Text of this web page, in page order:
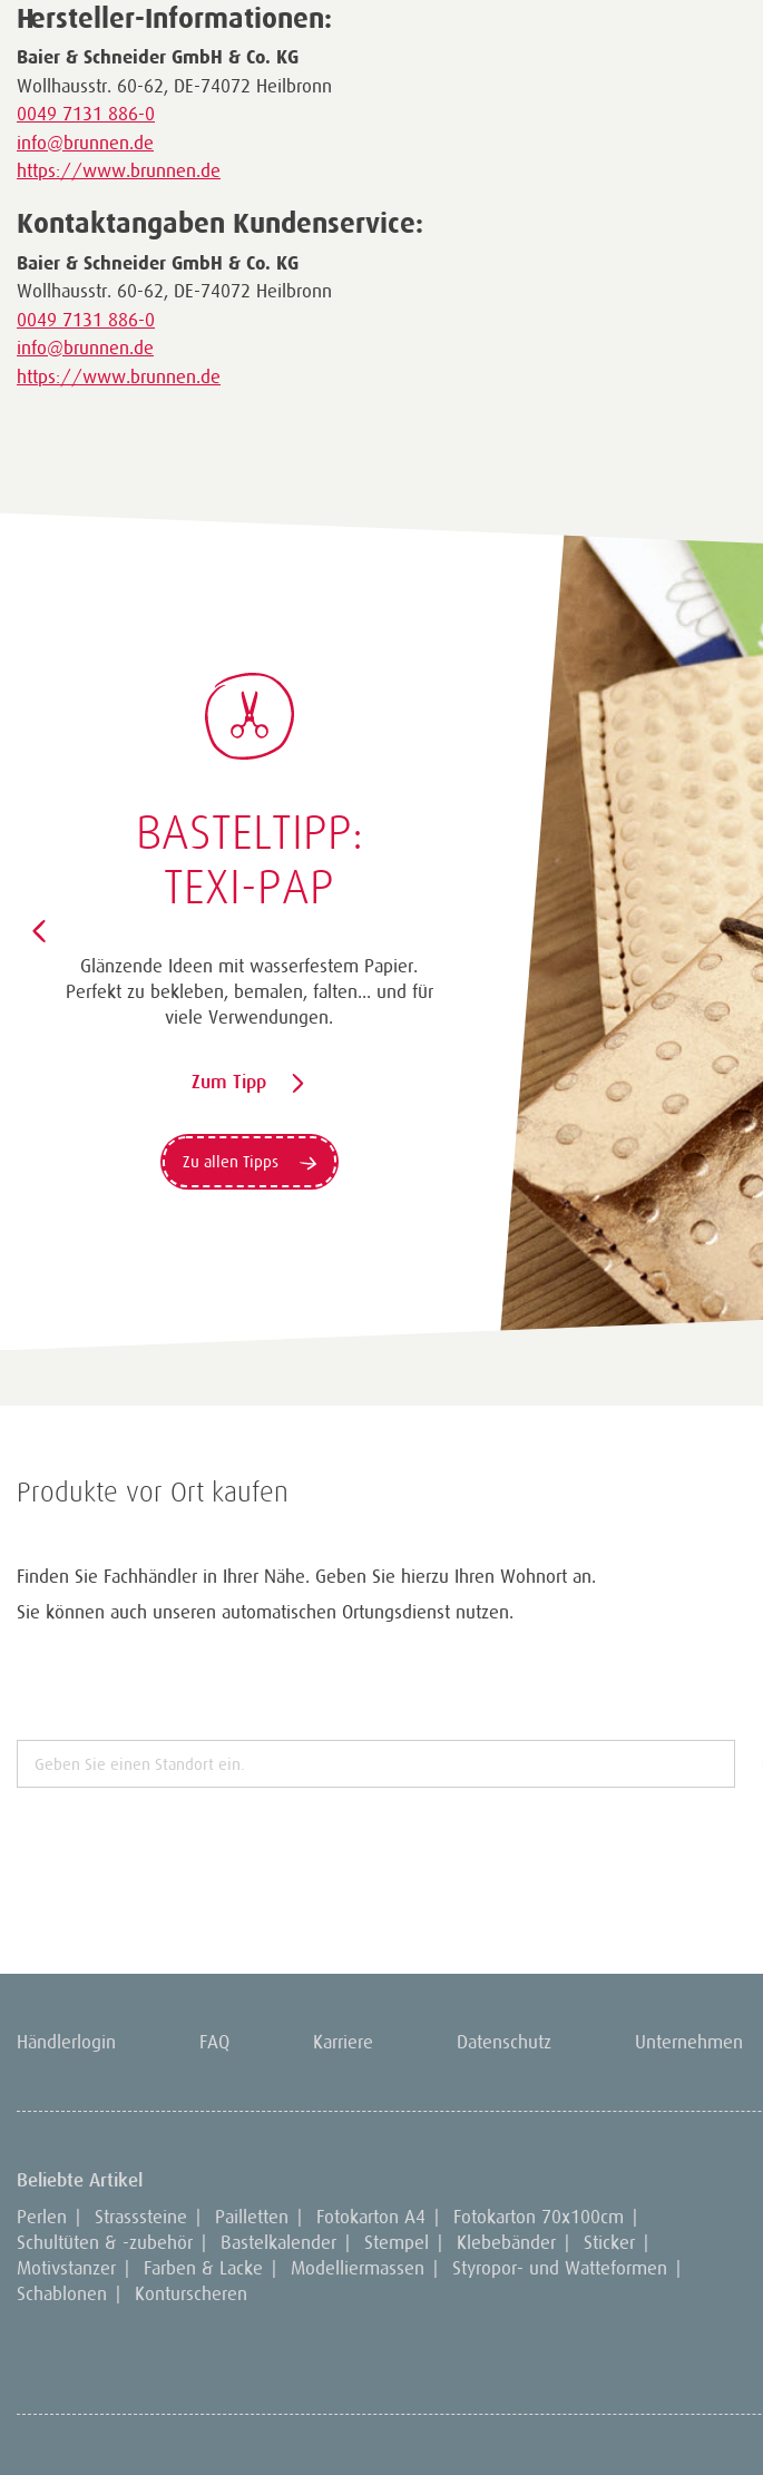
Hersteller-Informationen:
Baier & Schneider GmbH & Co. KG
Wollhausstr. 60-62, DE-74072 Heilbronn
0049 7131 886-0
info@brunnen.de
https://www.brunnen.de
Kontaktangaben Kundenservice:
Baier & Schneider GmbH & Co. KG
Wollhausstr. 60-62, DE-74072 Heilbronn
0049 7131 886-0
info@brunnen.de
https://www.brunnen.de
BASTELTIPP:
TEXI-PAP
Glänzende Ideen mit wasserfestem Papier.
Perfekt zu bekleben, bemalen, falten... und für
viele Verwendungen.
Zum Tipp
Zu allen Tipps
Produkte vor Ort kaufen
Finden Sie Fachhändler in Ihrer Nähe. Geben Sie hierzu Ihren Wohnort an.
Sie können auch unseren automatischen Ortungsdienst nutzen.
Händlerlogin FAQ Karriere Datenschutz Unternehmen
Beliebte Artikel
Perlen Strasssteine Pailletten Fotokarton A4 Fotokarton 70x100cm
Schultüten & -zubehör
Bastelkalender Stempel Klebebänder Sticker
Motivstanzer
Farben & Lacke Modelliermassen Styropor- und Watteformen
Schablonen
Konturscheren